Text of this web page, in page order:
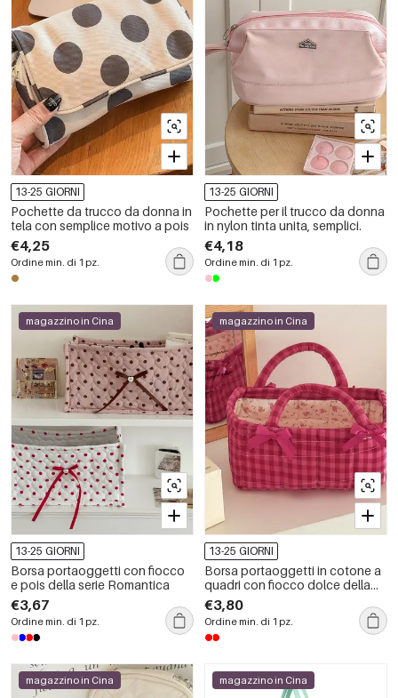
13-25 GIORNI
Pochette da trucco da donna in
tela con semplice motivo a pois
€4,25
Ordine min. di 1 pz.
13-25 GIORNI
Pochette per il trucco da donna
in nylon tinta unita, semplici.
€4,18
Ordine min. di 1 pz.
magazzino in Cina
13-25 GIORNI
Borsa portaoggetti con fiocco
e pois della serie Romantica
€3,67
Ordine min. di 1 pz.
magazzino in Cina
13-25 GIORNI
Borsa portaoggetti in cotone a
quadri con fiocco dolce della
serie Romantic Series
€3,80
Ordine min. di 1 pz.
magazzino in Cina magazzino in Cina